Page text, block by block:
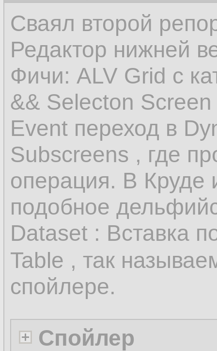
Сваял второй
Редактор нижней
Фичи: ALV Grid с
&& Selecton
Event переход в
Subscreens , где
операция. В Круде
подобное
Dataset : Вставка
Table , так
спойлере.
Спойлер